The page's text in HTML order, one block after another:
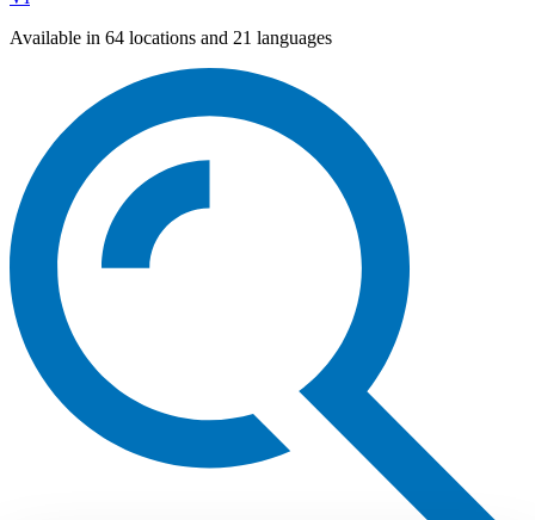
Available in 64 locations and 21 languages